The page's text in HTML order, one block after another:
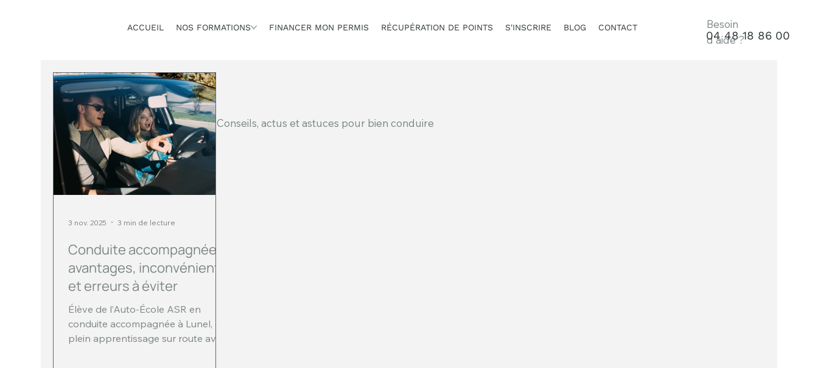
ACCUEIL NOS FORMATIONS FINANCER MON PERMIS RÉCUPÉRATION DE POINTS S'INSCRIRE BLOG CONTACT
Besoin
d'aide ?
04 48 18 86 00
Conduite accompagnée :
avantages, inconvénients
et erreurs à éviter
Élève de l’Auto-École ASR en
conduite accompagnée à Lunel, en
plein apprentissage sur route avec
3 nov. 2025 3 min de lecture
Conseils, actus et astuces pour bien conduire